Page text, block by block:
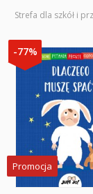
Strefa dla szkół i
-77%
Promocja